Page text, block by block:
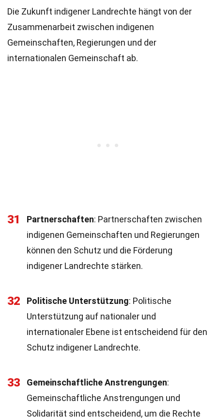
Die Zukunft indigener Landrechte hängt von der
Zusammenarbeit zwischen indigenen
Gemeinschaften, Regierungen und der
internationalen Gemeinschaft ab.
31 Partnerschaften: Partnerschaften zwischen
indigenen Gemeinschaften und Regierungen
können den Schutz und die Förderung
indigener Landrechte stärken.
32 Politische Unterstützung: Politische
Unterstützung auf nationaler und
internationaler Ebene ist entscheidend für den
Schutz indigener Landrechte.
33 Gemeinschaftliche Anstrengungen:
Gemeinschaftliche Anstrengungen und
Solidarität sind entscheidend, um die Rechte